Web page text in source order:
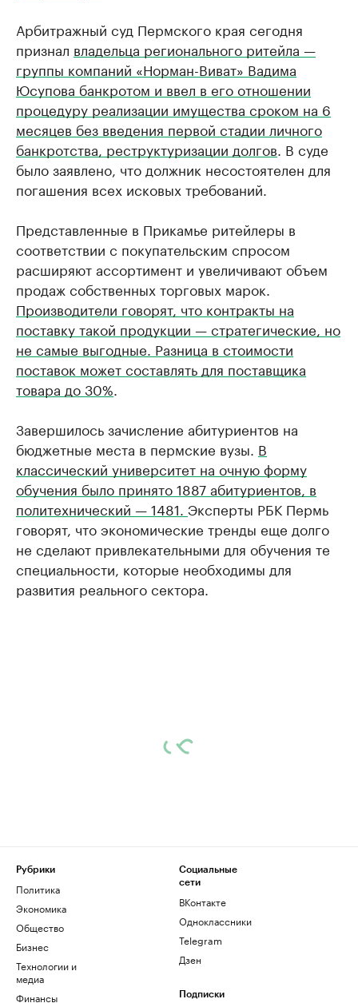
Арбитражный суд Пермского края сегодня
признал владельца регионального ритейла —
группы компаний «Норман-Виват» Вадима
Юсупова банкротом и ввел в его отношении
процедуру реализации имущества сроком на 6
месяцев без введения первой стадии личного
банкротства, реструктуризации долгов . В суде
было заявлено, что должник несостоятелен для
погашения всех исковых требований.
Представленные в Прикамье ритейлеры в
соответствии с покупательским спросом
расширяют ассортимент и увеличивают объем
продаж собственных торговых марок.
Производители говорят, что контракты на
поставку такой продукции — стратегические, но
не самые выгодные. Разница в стоимости
поставок может составлять для поставщика
товара до 30%
Завершилось зачисление абитуриентов на
бюджетные места в пермские вузы. В
классический университет на очную форму
обучения было принято 1887 абитуриентов, в
политехнический — 1481. Эксперты РБК Пермь
говорят, что экономические тренды еще долго
не сделают привлекательными для обучения те
специальности, которые необходимы для
развития реального сектора.
Рубрики
Политика
Экономика
Общество
Бизнес
Технологии и
медиа
Финансы
Социальные
сети
ВКонтакте
Одноклассники
Telegram
Дзен
Подписки